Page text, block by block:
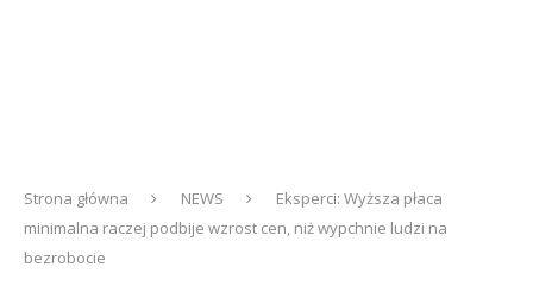
Strona główna NEWS
Eksperci: Wyższa płaca
minimalna raczej podbije wzrost cen, niż wypchnie ludzi na
bezrobocie